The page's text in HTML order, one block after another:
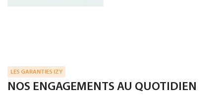
LES GARANTIES IZY
NOS ENGAGEMENTS AU QUOTIDIEN